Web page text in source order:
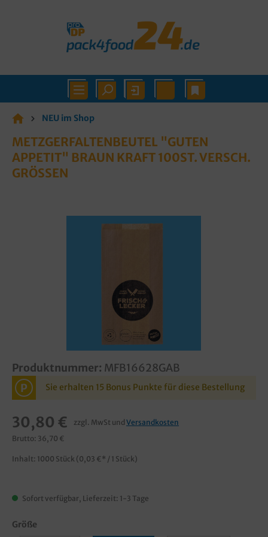
NEU im Shop
METZGERFALTENBEUTEL "GUTEN
APPETIT" BRAUN KRAFT 100ST. VERSCH.
GRÖSSEN
Produktnummer: MFB16628GAB
P Sie erhalten 15 Bonus Punkte für diese Bestellung
30,80 € zzgl. MwSt und Versandkosten
Brutto: 36,70 €
Inhalt: 1000 Stück (0,03 €* / 1 Stück)
Sofort verfügbar, Lieferzeit: 1-3 Tage
Größe